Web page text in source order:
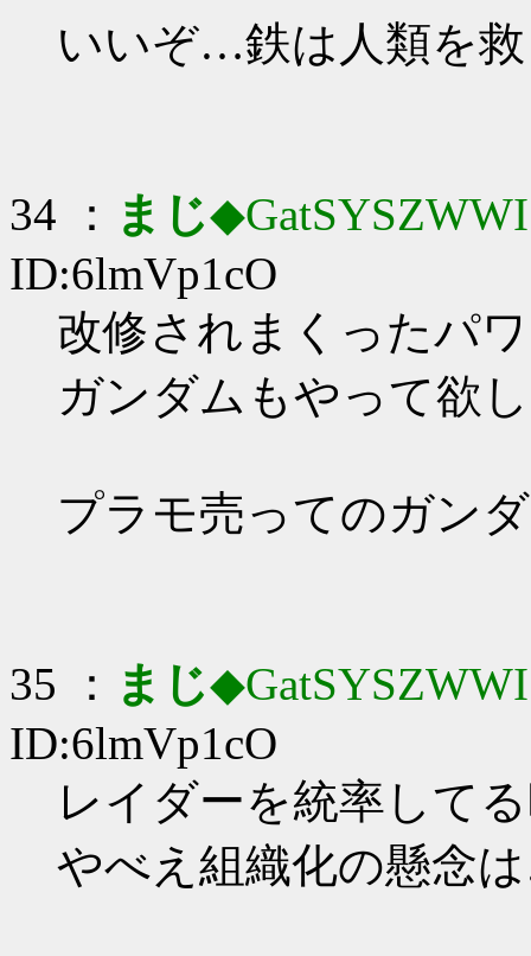
いいぞ…鉄は人類を
34 ： まじ◆GatSYSZWWI
ID:6lmVp1cO
改修されまくったパ
ガンダムもやって欲
プラモ売ってのガン
35 ： まじ◆GatSYSZWWI
ID:6lmVp1cO
レイダーを統率して
やべえ組織化の懸念